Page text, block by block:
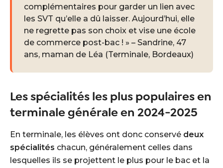
complémentaires pour garder un lien avec
les SVT qu’elle a dû laisser. Aujourd’hui, elle
ne regrette pas son choix et vise une école
de commerce post-bac ! » – Sandrine, 47
ans, maman de Léa (Terminale, Bordeaux)
Les spécialités les plus populaires en
terminale générale en 2024-2025
En terminale, les élèves ont donc conservé deux
spécialités chacun, généralement celles dans
lesquelles ils se projettent le plus pour le bac et la